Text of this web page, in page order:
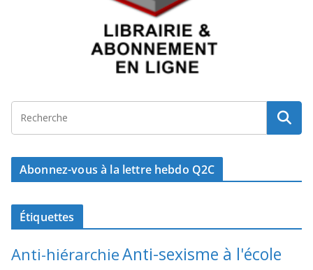
Abonnez-vous à la lettre hebdo Q2C
Étiquettes
Anti-hiérarchieAnti-sexisme à l'école